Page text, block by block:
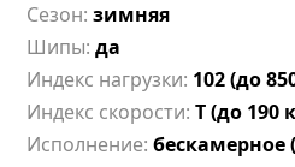
Сезон: зимняя
Шипы: да
Индекс нагрузки: 102 (до
Индекс скорости: T (до 190
Исполнение: бескамерное